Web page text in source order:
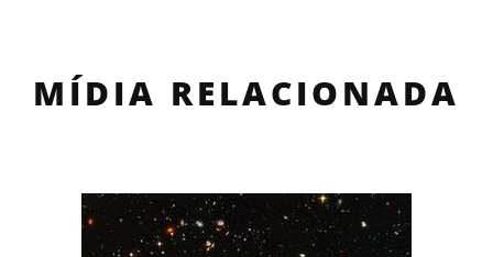
MÍDIA RELACIONADA